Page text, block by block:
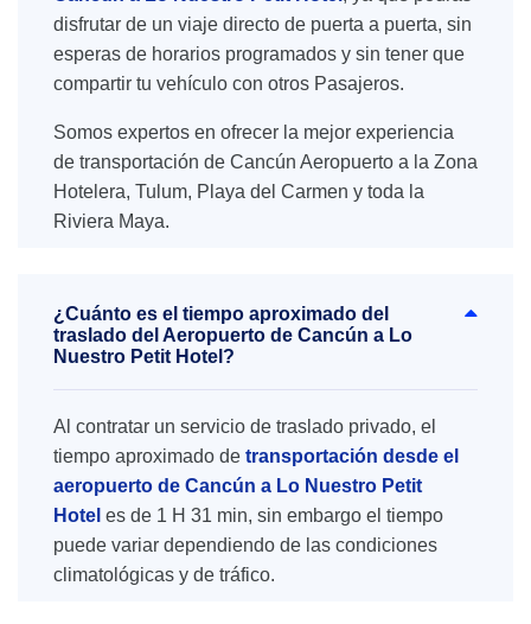
disfrutar de un viaje directo de puerta a puerta, sin
esperas de horarios programados y sin tener que
compartir tu vehículo con otros Pasajeros.
Somos expertos en ofrecer la mejor experiencia
de transportación de Cancún Aeropuerto a la Zona
Hotelera, Tulum, Playa del Carmen y toda la
Riviera Maya.
¿Cuánto es el tiempo aproximado del
traslado del Aeropuerto de Cancún a Lo
Nuestro Petit Hotel?
Al contratar un servicio de traslado privado, el
tiempo aproximado de transportación desde el
aeropuerto de Cancún a Lo Nuestro Petit
Hotel es de 1 H 31 min, sin embargo el tiempo
puede variar dependiendo de las condiciones
climatológicas y de tráfico.